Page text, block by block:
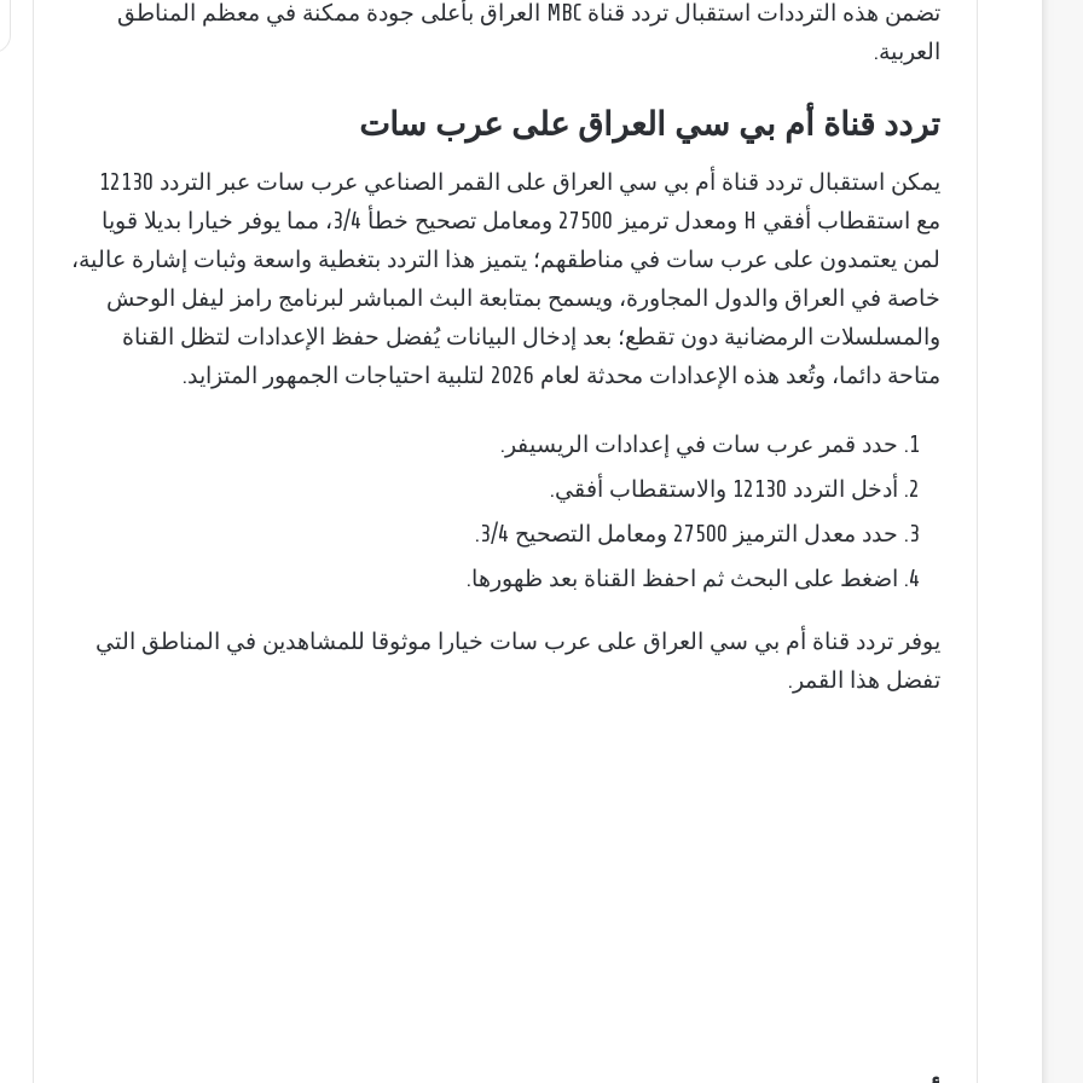
تضمن هذه الترددات استقبال تردد قناة MBC العراق بأعلى جودة ممكنة في معظم المناطق
العربية.
تردد قناة أم بي سي العراق على عرب سات
يمكن استقبال تردد قناة أم بي سي العراق على القمر الصناعي عرب سات عبر التردد 12130
مع استقطاب أفقي H ومعدل ترميز 27500 ومعامل تصحيح خطأ 3/4، مما يوفر خيارا بديلا قويا
لمن يعتمدون على عرب سات في مناطقهم؛ يتميز هذا التردد بتغطية واسعة وثبات إشارة عالية،
خاصة في العراق والدول المجاورة، ويسمح بمتابعة البث المباشر لبرنامج رامز ليفل الوحش
والمسلسلات الرمضانية دون تقطع؛ بعد إدخال البيانات يُفضل حفظ الإعدادات لتظل القناة
متاحة دائما، وتُعد هذه الإعدادات محدثة لعام 2026 لتلبية احتياجات الجمهور المتزايد.
حدد قمر عرب سات في إعدادات الريسيفر.
أدخل التردد 12130 والاستقطاب أفقي.
حدد معدل الترميز 27500 ومعامل التصحيح 3/4.
اضغط على البحث ثم احفظ القناة بعد ظهورها.
يوفر تردد قناة أم بي سي العراق على عرب سات خيارا موثوقا للمشاهدين في المناطق التي
تفضل هذا القمر.